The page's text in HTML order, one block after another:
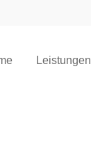
Leistungen